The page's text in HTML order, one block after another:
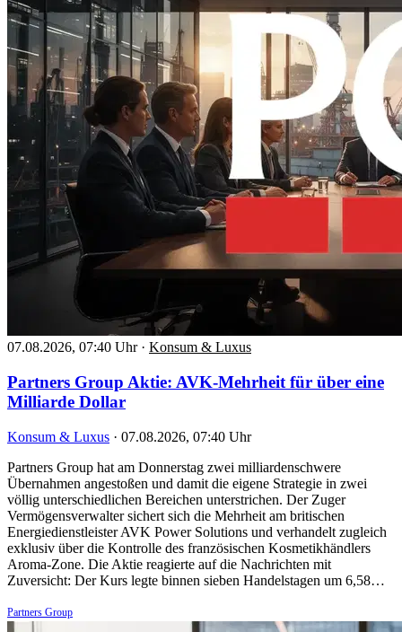
07.08.2026, 07:40 Uhr · Konsum & Luxus
Partners Group Aktie: AVK-Mehrheit für über eine
Milliarde Dollar
Konsum & Luxus · 07.08.2026, 07:40 Uhr
Partners Group hat am Donnerstag zwei milliardenschwere
Übernahmen angestoßen und damit die eigene Strategie in zwei
völlig unterschiedlichen Bereichen unterstrichen. Der Zuger
Vermögensverwalter sichert sich die Mehrheit am britischen
Energiedienstleister AVK Power Solutions und verhandelt zugleich
exklusiv über die Kontrolle des französischen Kosmetikhändlers
Aroma-Zone. Die Aktie reagierte auf die Nachrichten mit
Zuversicht: Der Kurs legte binnen sieben Handelstagen um 6,58…
Partners Group